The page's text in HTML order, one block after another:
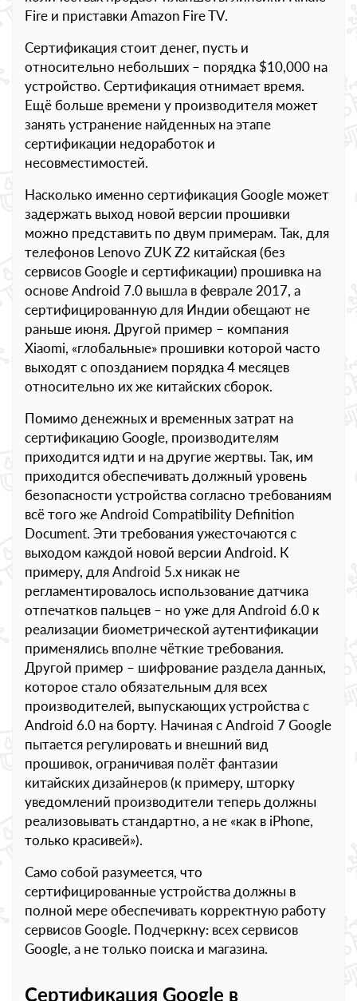
Fire и приставки Amazon Fire TV.
Сертификация стоит денег, пусть и
относительно небольших – порядка $10,000 на
устройство. Сертификация отнимает время.
Ещё больше времени у производителя может
занять устранение найденных на этапе
сертификации недоработок и
несовместимостей.
Насколько именно сертификация Google может
задержать выход новой версии прошивки
можно представить по двум примерам. Так, для
телефонов Lenovo ZUK Z2 китайская (без
сервисов Google и сертификации) прошивка на
основе Android 7.0 вышла в феврале 2017, а
сертифицированную для Индии обещают не
раньше июня. Другой пример – компания
Xiaomi, «глобальные» прошивки которой часто
выходят с опозданием порядка 4 месяцев
относительно их же китайских сборок.
Помимо денежных и временных затрат на
сертификацию Google, производителям
приходится идти и на другие жертвы. Так, им
приходится обеспечивать должный уровень
безопасности устройства согласно требованиям
всё того же Android Compatibility Definition
Document. Эти требования ужесточаются с
выходом каждой новой версии Android. К
примеру, для Android 5.x никак не
регламентировалось использование датчика
отпечатков пальцев – но уже для Android 6.0 к
реализации биометрической аутентификации
применялись вполне чёткие требования.
Другой пример – шифрование раздела данных,
которое стало обязательным для всех
производителей, выпускающих устройства с
Android 6.0 на борту. Начиная с Android 7 Google
пытается регулировать и внешний вид
прошивок, ограничивая полёт фантазии
китайских дизайнеров (к примеру, шторку
уведомлений производители теперь должны
реализовывать стандартно, а не «как в iPhone,
только красивей»).
Само собой разумеется, что
сертифицированные устройства должны в
полной мере обеспечивать корректную работу
сервисов Google. Подчеркну: всех сервисов
Google, а не только поиска и магазина.
Сертификация Google в